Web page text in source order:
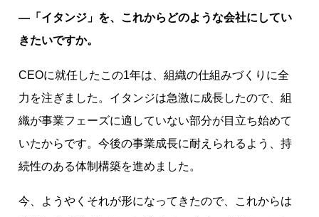
―「イタンジ」を、これからどのような会社にしてい
きたいですか。
CEOに就任したこの1年は、組織の仕組みづくりに全
力を注ぎました。イタンジは急激に成長したので、組
織が事業フェーズに適していない部分が目立ち始めて
いたからです。今後の事業成長に耐えられるよう、持
続性のある体制構築を進めました。
今、ようやくそれが形になってきたので、これからは